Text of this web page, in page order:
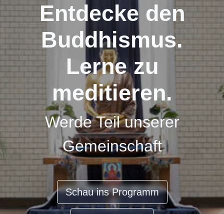
Entdecke den
Buddhismus.
Lerne zu
meditieren.
Werde Teil unserer
Gemeinschaft
Schau ins Programm